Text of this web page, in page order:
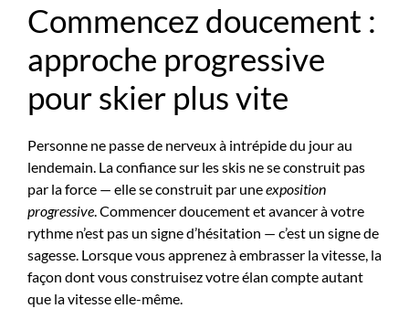
Commencez doucement :
approche progressive
pour skier plus vite
Personne ne passe de nerveux à intrépide du jour au
lendemain. La confiance sur les skis ne se construit pas
par la force — elle se construit par uneexposition
progressive. Commencer doucement et avancer à votre
rythme n’est pas un signe d’hésitation — c’est un signe de
sagesse. Lorsque vous apprenez à embrasser la vitesse, la
façon dont vous construisez votre élan compte autant
que la vitesse elle-même.